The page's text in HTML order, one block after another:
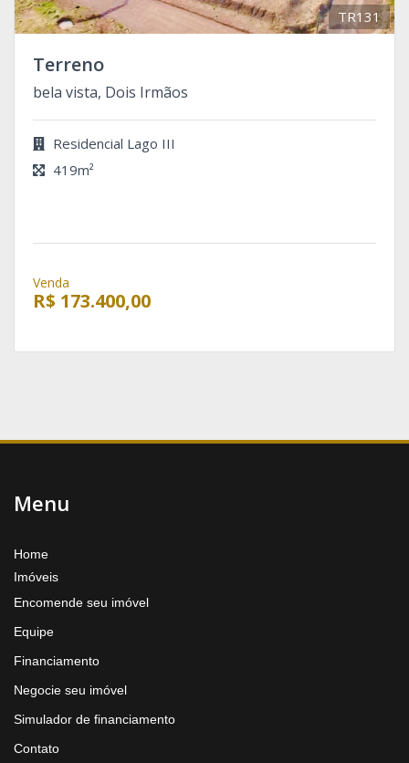
TR131
Terreno
bela vista, Dois Irmãos
Residencial Lago III
419m²
Venda
R$ 173.400,00
Menu
Home
Imóveis
Encomende seu imóvel
Equipe
Financiamento
Negocie seu imóvel
Simulador de financiamento
Contato